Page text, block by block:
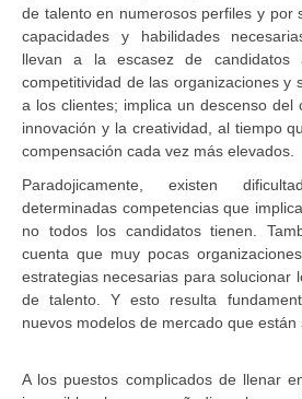
de talento en numerosos perfiles y por
capacidades y habilidades
llevan a la escasez de candidatos
competitividad de las organizaciones y
a los clientes; implica un descenso del
innovación y la creatividad, al tiempo
compensación cada vez más elevados.
Paradojicamente, existen
determinadas competencias que
no todos los candidatos tienen.
cuenta que muy pocas
estrategias necesarias para solucionar
de talento. Y esto resulta
nuevos modelos de mercado que están
A los puestos complicados de llenar